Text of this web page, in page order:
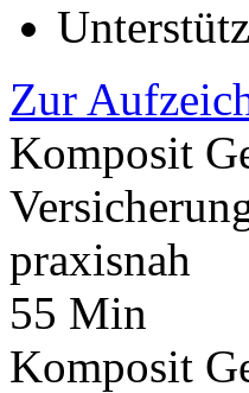
Zur
Komposit
praxisnah
55 Min
Komposit